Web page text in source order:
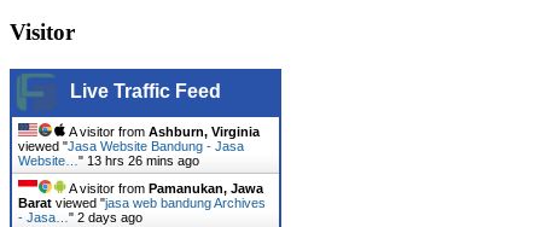
Visitor
Live Traffic Feed
A visitor from Ashburn, Virginia
viewed "Jasa Website Bandung - Jasa
Website… " 13 hrs 26 mins ago
A visitor from Pamanukan, Jawa
Barat viewed "jasa web bandung Archives
- Jasa… " 2 days ago